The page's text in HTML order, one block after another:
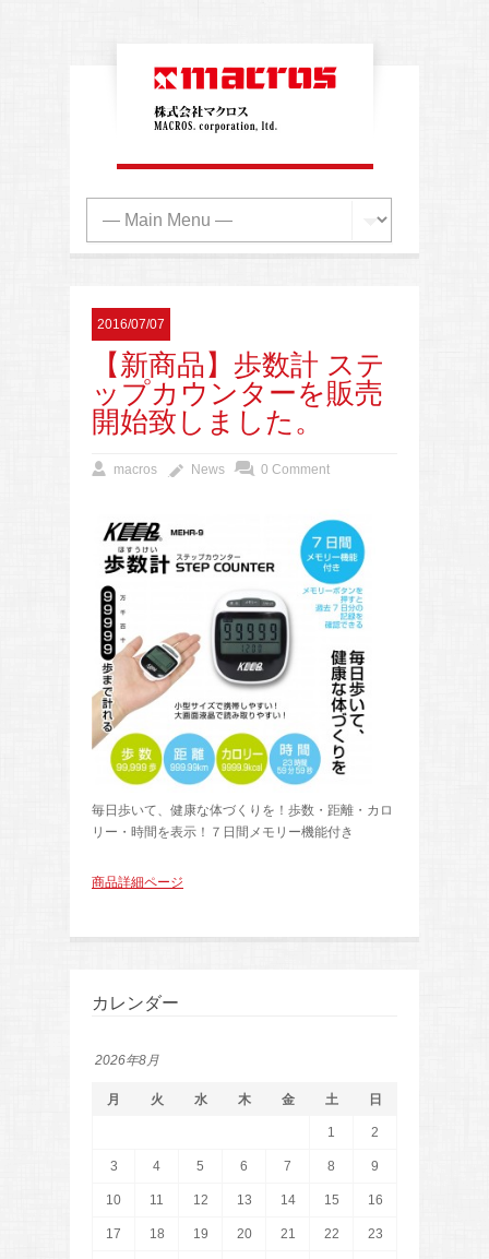
2016/07/07
【新商品】歩数計 ステ
ップカウンターを販売
開始致しました。
macros News 0 Comment
毎日歩いて、健康な体づくりを！歩数・距離・カロ
リー・時間を表示！７日間メモリー機能付き
商品詳細ページ
カレンダー
2026年8月
月 火 水 木 金 土 日
1 2
3 4 5 6 7 8 9
10 11 12 13 14 15 16
17 18 19 20 21 22 23